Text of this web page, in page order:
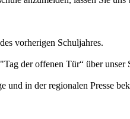
vorherigen Schuljahres.
der offenen Tür“ über
und in der regionalen Presse